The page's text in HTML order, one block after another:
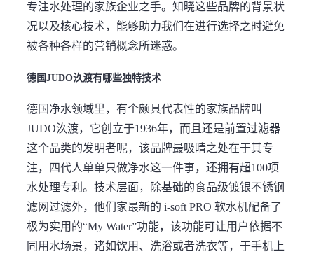
专注水处理的家族企业之手。知晓这些品牌的背景状
况以及核心技术，能够助力我们在进行选择之时避免
被各种各样的营销概念所迷惑。
德国JUDO汣渡有哪些独特技术
德国净水领域里，有个颇具代表性的家族品牌叫
JUDO汣渡，它创立于1936年，而且还是前置过滤器
这个品类的发明者呢，该品牌最吸睛之处在于其专
注，四代人单单只做净水这一件事，还拥有超100项
水处理专利。技术层面，除基础的食品级镀银不锈钢
滤网过滤外，他们家最新的 i-soft PRO 软水机配备了
极为实用的“My Water”功能，该功能可让用户依据不
同用水场景，诸如饮用、洗浴或者洗衣等，于手机上